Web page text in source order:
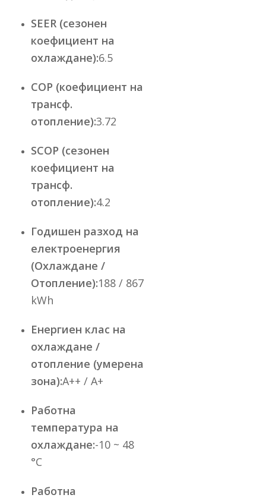
SEER (сезонен
коефициент на
охлаждане):6.5
COP (коефициент на
трансф.
отопление):3.72
SCOP (сезонен
коефициент на
трансф.
отопление):4.2
Годишен разход на
електроенергия
(Охлаждане /
Отопление):188 / 867
kWh
Енергиен клас на
охлаждане /
отопление (умерена
зона):A++ / A+
Работна
температура на
охлаждане:-10 ~ 48
°C
Работна